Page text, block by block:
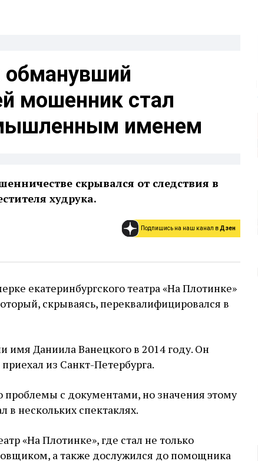
мошенник стал
именем
скрывался от следствия в
худрука.
Подпишись на наш канал вДзен
екатеринбургского театра «На Плотинке»
скрываясь, переквалифицировался в
имя Даниила Ванецкого в 2014 году. Он
приехал из Санкт-Петербурга.
проблемы с документами, но значения этому
в нескольких спектаклях.
«На Плотинке», где стал не только
а также дослужился до помощника